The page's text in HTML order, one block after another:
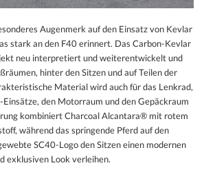
Augenmerk auf den Einsatz von Kevlar
stark an den F40 erinnert. Das Carbon-Kevlar
neu interpretiert und weiterentwickelt und
hinter den Sitzen und auf Teilen der
Material wird auch für das Lenkrad,
den Motorraum und den Gepäckraum
kombiniert Charcoal Alcantara® mit rotem
während das springende Pferd auf den
SC40-Logo den Sitzen einen modernen
exklusiven Look verleihen.